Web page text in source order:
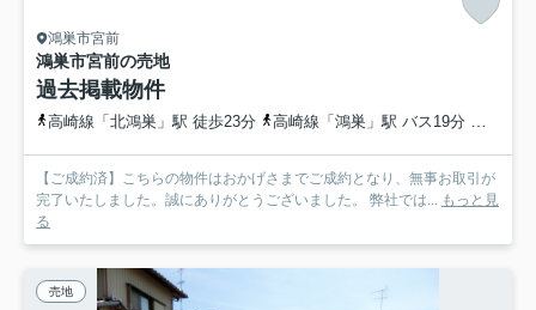
鴻巣市宮前
鴻巣市宮前の売地
過去掲載物件
高崎線「北鴻巣」駅 徒歩23分 高崎線「鴻巣」駅 バス19分 埼玉県鴻巣市「関東工業自動車大学校前」 停歩4分
【ご成約済】こちらの物件はおかげさまでご成約となり、無事お取引が
完了いたしました。誠にありがとうございました。 弊社では... もっと見
る
売地